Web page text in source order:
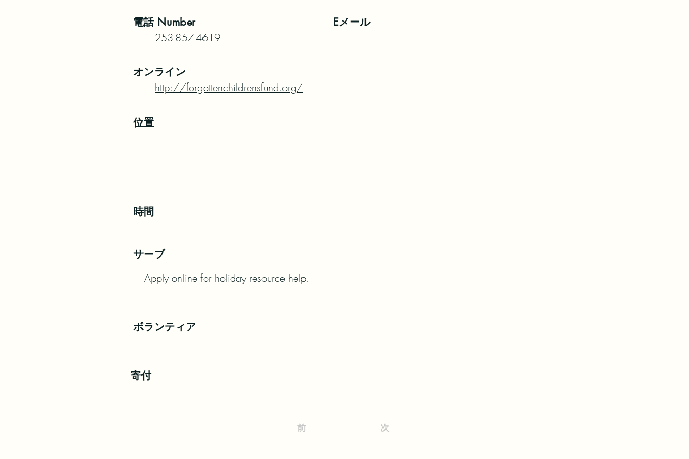
電話Number
253-857-4619
Eメール
オンライン
http://forgottenchildrensfund.org/
位置
時間
サーブ
Apply online for holiday resource help.
ボランティア
寄付
前 次